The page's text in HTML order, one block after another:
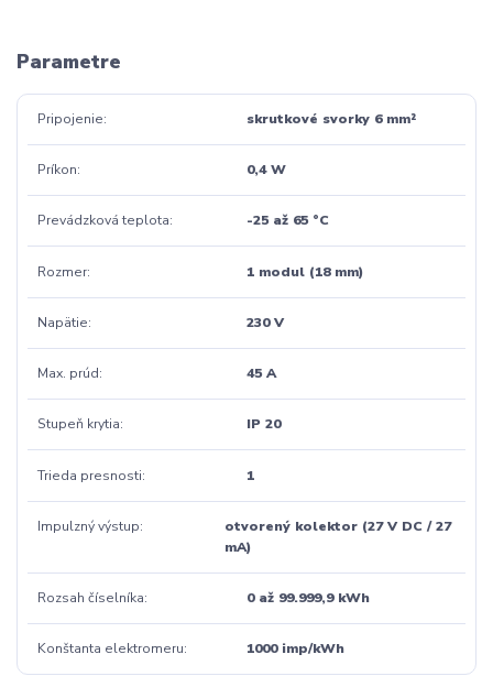
Parametre
Pripojenie skrutkové svorky 6 mm²
Príkon 0,4 W
Prevádzková teplota -25 až 65 °C
Rozmer 1 modul (18 mm)
Napätie 230 V
Max. prúd 45 A
Stupeň krytia IP 20
Trieda presnosti 1
Impulzný výstup
otvorený kolektor (27 V DC / 27
mA)
Rozsah číselníka 0 až 99.999,9 kWh
Konštanta elektromeru 1000 imp/kWh